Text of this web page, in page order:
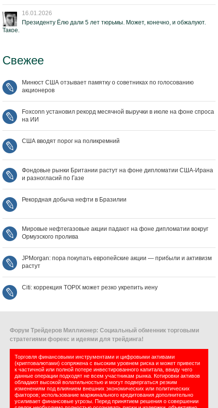
16.01.2026
Президенту Ёлю дали 5 лет тюрьмы. Может, конечно, и обжалуют.
Такое.
Свежее
Минюст США отзывает памятку о советниках по голосованию
акционеров
Foxconn установил рекорд месячной выручки в июле на фоне спроса
на ИИ
США вводят порог на поликремний
Фондовые рынки Британии растут на фоне дипломатии США‑Ирана
и разногласий по Газе
Рекордная добыча нефти в Бразилии
Мировые нефтегазовые акции падают на фоне дипломатии вокруг
Ормузского пролива
JPMorgan: пора покупать европейские акции — прибыли и активизм
растут
Citi: коррекция TOPIX может резко укрепить иену
Форум Трейдеров Миллионер: Социальный обменник торговыми
стратегиями форекс и идеями для трейдинга!
Торговля финансовыми инструментами и цифровыми активами
(криптовалютами) сопряжена с высоким уровнем риска и может привести
к частичной или полной потере инвестированного капитала, ввиду чего
данные операции подходят не всем участникам рынка. Котировки активов
обладают высокой волатильностью и могут подвергаться резким
изменениям под влиянием внешних экономических или политических
факторов; использование маржинального кредитования дополнительно
усиливает финансовые угрозы. Перед принятием решения о совершении